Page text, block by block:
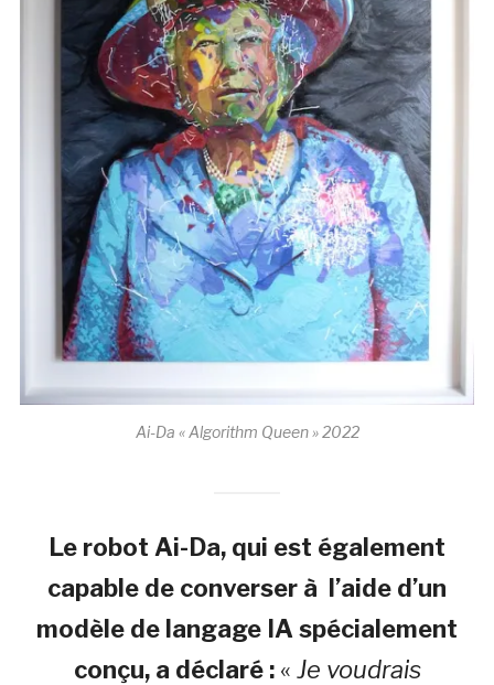
Ai-Da « Algorithm Queen » 2022
Le robot Ai-Da, qui est également
capable de converser à l’aide d’un
modèle de langage IA spécialement
conçu, a déclaré : « Je voudrais